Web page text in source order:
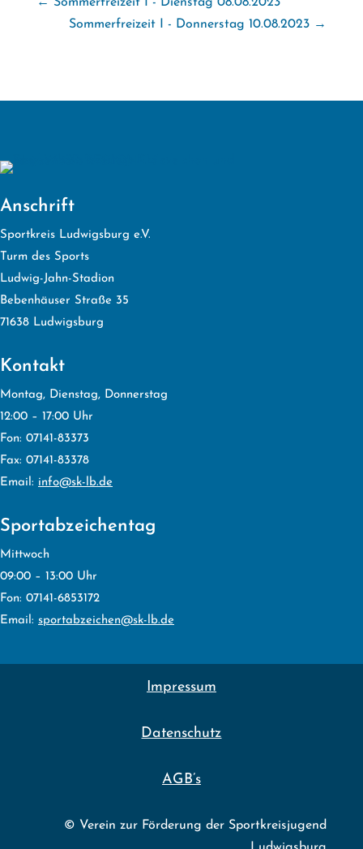
Sommerfreizeit I - Donnerstag 10.08.2023 →
Anschrift
Sportkreis Ludwigsburg e.V.
Turm des Sports
Ludwig-Jahn-Stadion
Bebenhäuser Straße 35
71638 Ludwigsburg
Kontakt
Montag, Dienstag, Donnerstag
12:00 – 17:00 Uhr
Fon: 07141-83373
Fax: 07141-83378
Email: info@sk-lb.de
Sportabzeichentag
Mittwoch
09:00 – 13:00 Uhr
Fon: 07141-6853172
Email: sportabzeichen@sk-lb.de
© Verein zur Förderung der Sportkreisjugend
Impressum
Datenschutz
AGB’s